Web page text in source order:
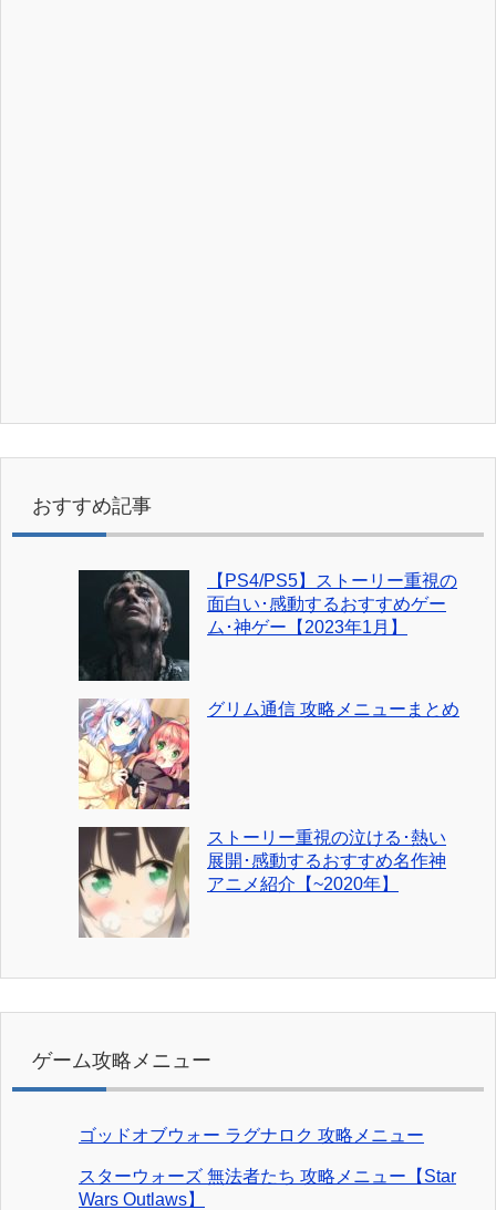
おすすめ記事
【PS4/PS5】ストーリー重視の
面白い･感動するおすすめゲー
ム･神ゲー【2023年1月】
グリム通信 攻略メニューまとめ
ストーリー重視の泣ける･熱い
展開･感動するおすすめ名作神
アニメ紹介【~2020年】
ゲーム攻略メニュー
ゴッドオブウォー ラグナロク 攻略メニュー
スターウォーズ 無法者たち 攻略メニュー【Star
Wars Outlaws】